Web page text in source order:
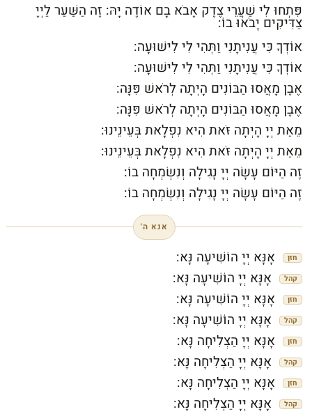
פִּתְחוּ לִי שַׁעֲרֵי צֶדֶק אָבֹא בָם אוֹדֶה יָהּ: זֶה הַשַּׁעַר לַיְיָ
צַדִּיקִים יָבֹאוּ בוֹ:
אוֹדְךָ כִּי עֲנִיתָנִי וַתְּהִי לִי לִישׁוּעָה:
אוֹדְךָ כִּי עֲנִיתָנִי וַתְּהִי לִי לִישׁוּעָה:
אֶבֶן מָאֲסוּ הַבּוֹנִים הָיְתָה לְרֹאשׁ פִּנָּה:
אֶבֶן מָאֲסוּ הַבּוֹנִים הָיְתָה לְרֹאשׁ פִּנָּה:
מֵאֵת יְיָ הָיְתָה זֹּאת הִיא נִפְלָאת בְּעֵינֵינוּ:
מֵאֵת יְיָ הָיְתָה זֹּאת הִיא נִפְלָאת בְּעֵינֵינוּ:
זֶה הַיּוֹם עָשָׂה יְיָ נָגִילָה וְנִשְׂמְחָה בוֹ:
זֶה הַיּוֹם עָשָׂה יְיָ נָגִילָה וְנִשְׂמְחָה בוֹ:
אנא ה'
חזן אָנָּא יְיָ הוֹשִׁיעָה נָּא:
קהל אָנָּא יְיָ הוֹשִׁיעָה נָּא:
חזן אָנָּא יְיָ הוֹשִׁיעָה נָּא:
קהל אָנָּא יְיָ הוֹשִׁיעָה נָּא:
חזן אָנָּא יְיָ הַצְלִיחָה נָּא:
קהל אָנָּא יְיָ הַצְלִיחָה נָּא:
חזן אָנָּא יְיָ הַצְלִיחָה נָּא:
קהל אָנָּא יְיָ הַצְלִיחָה נָּא: